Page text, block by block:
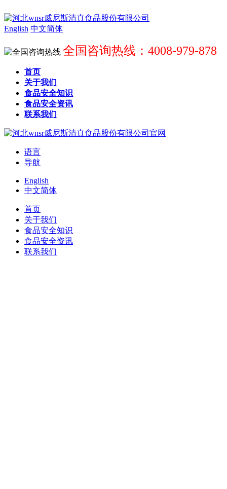
English 中文简体
全国咨询热线：4008-979-878
首页
关于我们
食品安全知识
食品安全资讯
联系我们
语言
导航
English
中文简体
首页
关于我们
食品安全知识
食品安全资讯
联系我们